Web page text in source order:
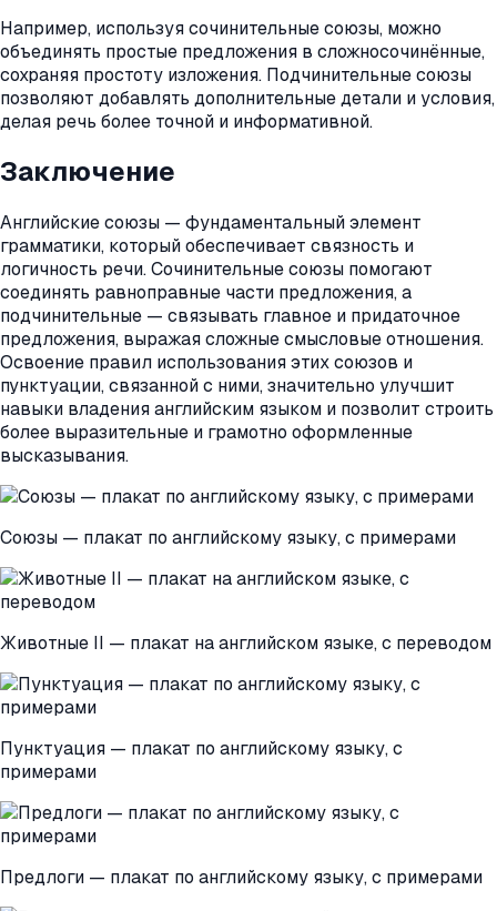
Например, используя сочинительные союзы, можно
объединять простые предложения в сложносочинённые,
сохраняя простоту изложения. Подчинительные союзы
позволяют добавлять дополнительные детали и условия,
делая речь более точной и информативной.
Заключение
Английские союзы — фундаментальный элемент
грамматики, который обеспечивает связность и
логичность речи. Сочинительные союзы помогают
соединять равноправные части предложения, а
подчинительные — связывать главное и придаточное
предложения, выражая сложные смысловые отношения.
Освоение правил использования этих союзов и
пунктуации, связанной с ними, значительно улучшит
навыки владения английским языком и позволит строить
более выразительные и грамотно оформленные
высказывания.
Союзы — плакат по английскому языку, с примерами
Животные II — плакат на английском языке, с переводом
Пунктуация — плакат по английскому языку, с
примерами
Предлоги — плакат по английскому языку, с примерами